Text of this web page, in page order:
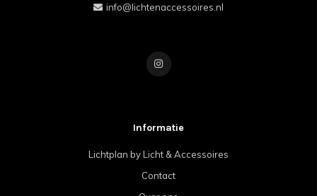
info@lichtenaccessoires.nl
Informatie
Lichtplan by Licht & Accessoires
Contact